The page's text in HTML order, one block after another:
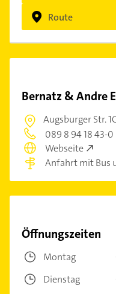
Route
Bernatz & Andre
Augsburger Str.
089 8 94 18 43-0
Webseite
Anfahrt mit Bus
Öffnungszeiten
Montag
Dienstag